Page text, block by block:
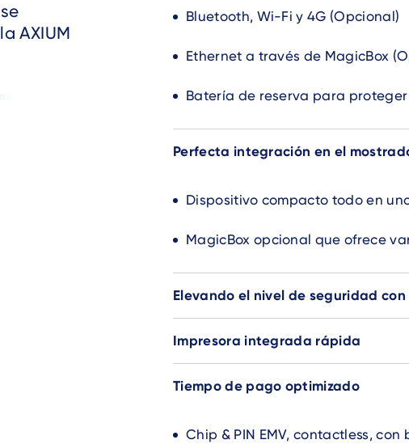
AXIUM
Bluetooth, Wi-Fi y 4G (Opcional)
Ethernet a través de MagicBox
Batería de reserva para
Perfecta integración en el
Dispositivo compacto todo en
MagicBox opcional que ofrece
Elevando el nivel de seguridad con
Impresora integrada rápida
Tiempo de pago optimizado
Chip & PIN EMV, contactless,